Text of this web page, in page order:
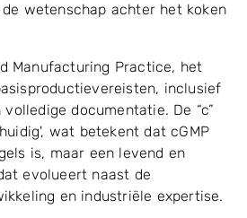
wetenschap achter het koken
Manufacturing Practice, het
inclusief
documentatie. De “c”
wat betekent dat cGMP
is, maar een levend en
evolueert naast de
en industriële expertise.